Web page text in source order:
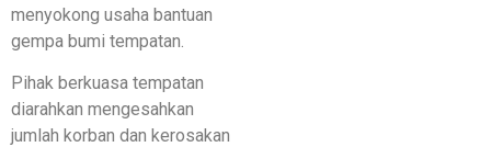
menyokong usaha bantuan
gempa bumi tempatan.
Pihak berkuasa tempatan
diarahkan mengesahkan
jumlah korban dan kerosakan